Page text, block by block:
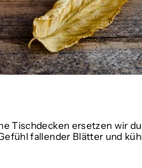
Tischdecken ersetzen wir
fallender Blätter und